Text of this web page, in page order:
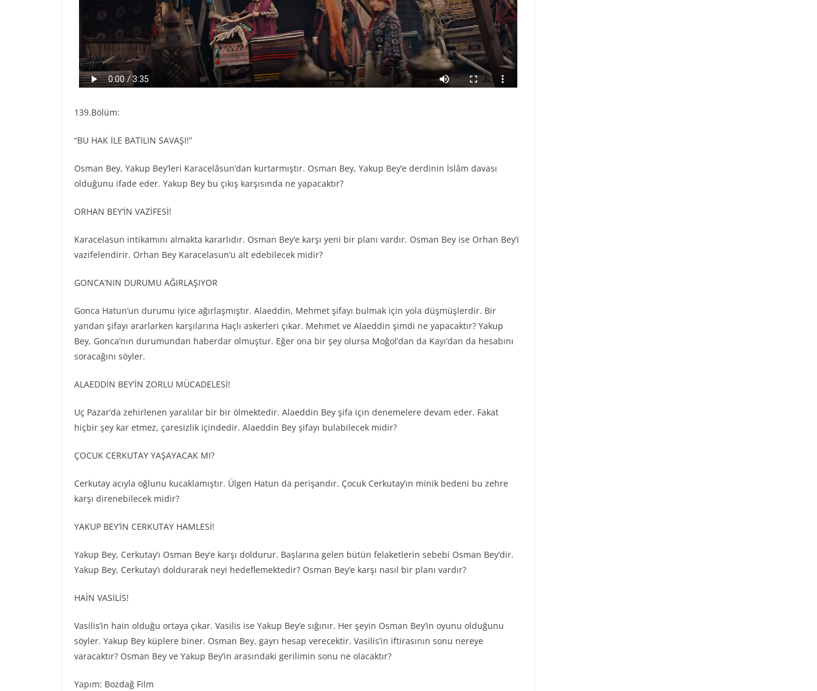
139.Bölüm:
“BU HAK İLE BATILIN SAVAŞI!”
Osman Bey, Yakup Bey’leri Karacelâsun’dan kurtarmıştır. Osman Bey, Yakup Bey’e derdinin İslâm davası
olduğunu ifade eder. Yakup Bey bu çıkış karşısında ne yapacaktır?
ORHAN BEY’İN VAZİFESİ!
Karacelasun intikamını almakta kararlıdır. Osman Bey’e karşı yeni bir planı vardır. Osman Bey ise Orhan Bey’i
vazifelendirir. Orhan Bey Karacelasun’u alt edebilecek midir?
GONCA’NIN DURUMU AĞIRLAŞIYOR
Gonca Hatun’un durumu iyice ağırlaşmıştır. Alaeddin, Mehmet şifayı bulmak için yola düşmüşlerdir. Bir
yandan şifayı ararlarken karşılarına Haçlı askerleri çıkar. Mehmet ve Alaeddin şimdi ne yapacaktır? Yakup
Bey, Gonca’nın durumundan haberdar olmuştur. Eğer ona bir şey olursa Moğol’dan da Kayı’dan da hesabını
soracağını söyler.
ALAEDDİN BEY’İN ZORLU MÜCADELESİ!
Uç Pazar’da zehirlenen yaralılar bir bir ölmektedir. Alaeddin Bey şifa için denemelere devam eder. Fakat
hiçbir şey kar etmez, çaresizlik içindedir. Alaeddin Bey şifayı bulabilecek midir?
ÇOCUK CERKUTAY YAŞAYACAK MI?
Cerkutay acıyla oğlunu kucaklamıştır. Ülgen Hatun da perişandır. Çocuk Cerkutay’ın minik bedeni bu zehre
karşı direnebilecek midir?
YAKUP BEY’İN CERKUTAY HAMLESİ!
Yakup Bey, Cerkutay’ı Osman Bey’e karşı doldurur. Başlarına gelen bütün felaketlerin sebebi Osman Bey’dir.
Yakup Bey, Cerkutay’ı doldurarak neyi hedeflemektedir? Osman Bey’e karşı nasıl bir planı vardır?
HAİN VASİLİS!
Vasilis’in hain olduğu ortaya çıkar. Vasilis ise Yakup Bey’e sığınır. Her şeyin Osman Bey’in oyunu olduğunu
söyler. Yakup Bey küplere biner. Osman Bey, gayrı hesap verecektir. Vasilis’in iftirasının sonu nereye
varacaktır? Osman Bey ve Yakup Bey’in arasındaki gerilimin sonu ne olacaktır?
Yapım: Bozdağ Fi̇lm